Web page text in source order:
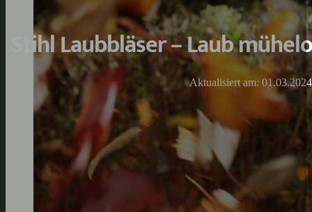
Stihl Laubbläser – Laub
Aktualisiert am: 01.03.2024